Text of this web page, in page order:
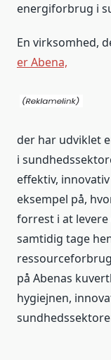
energiforbrug i
En virksomhed,
er Abena,
der har udviklet
i
effektiv,
eksempel på,
forrest i at
samtidig tage
på Abenas
hygiejnen,